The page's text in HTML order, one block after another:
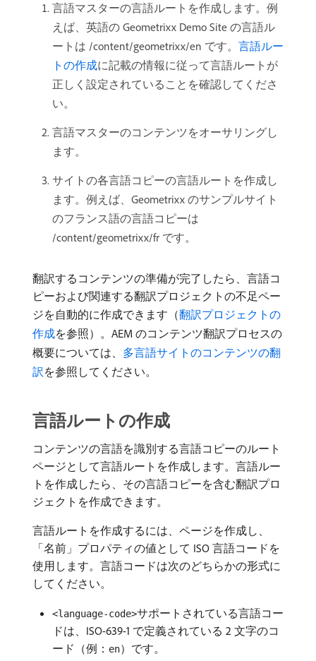
言語マスターの言語ルートを作成します。例
えば、英語の Geometrixx Demo Site の言語ル
ートは /content/geometrixx/en です。 言語ルー
トの作成に記載の情報に従って言語ルートが
正しく設定されていることを確認してくださ
い。
言語マスターのコンテンツをオーサリングし
ます。
サイトの各言語コピーの言語ルートを作成し
ます。例えば、Geometrixx のサンプルサイト
のフランス語の言語コピーは
/content/geometrixx/fr です。
翻訳するコンテンツの準備が完了したら、言語コ
ピーおよび関連する翻訳プロジェクトの不足ペー
ジを自動的に作成できます（翻訳プロジェクトの
作成を参照）。AEM のコンテンツ翻訳プロセスの
概要については、 多言語サイトのコンテンツの翻
訳 を参照してください。
言語ルートの作成
コンテンツの言語を識別する言語コピーのルート
ページとして言語ルートを作成します。言語ルー
トを作成したら、その言語コピーを含む翻訳プロ
ジェクトを作成できます。
言語ルートを作成するには、ページを作成し、
「名前」プロパティの値として ISO 言語コードを
使用します。言語コードは次のどちらかの形式に
してください。
<language-code>サポートされている言語コー
ドは、ISO-639-1 で定義されている 2 文字のコ
ード（例： en）です。